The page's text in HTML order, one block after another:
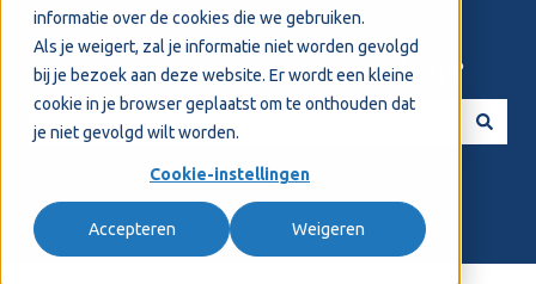
informatie over de cookies die we gebruiken.
Als je weigert, zal je informatie niet worden gevolgd
bij je bezoek aan deze website. Er wordt een kleine
cookie in je browser geplaatst om te onthouden dat
je niet gevolgd wilt worden.
Cookie-instellingen
Accepteren Weigeren
Welkom! Hoe kunnen we je helpen?